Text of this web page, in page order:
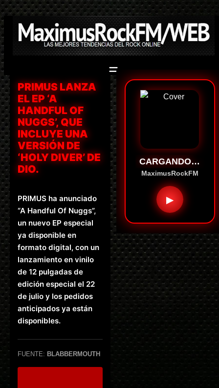
Saltar
al
contenido
PRIMUS LANZA
EL EP ‘A
HANDFUL OF
NUGGS’, QUE
INCLUYE UNA
VERSIÓN DE
‘HOLY DIVER’ DE
DIO.
PRIMUS ha anunciado
“A Handful Of Nuggs”,
un nuevo EP especial
ya disponible en
formato digital, con un
lanzamiento en vinilo
de 12 pulgadas de
edición especial el 22
de julio y los pedidos
anticipados ya están
disponibles.
FUENTE: BLABBERMOUTH
CARGANDO…
MaximusRockFM
▶